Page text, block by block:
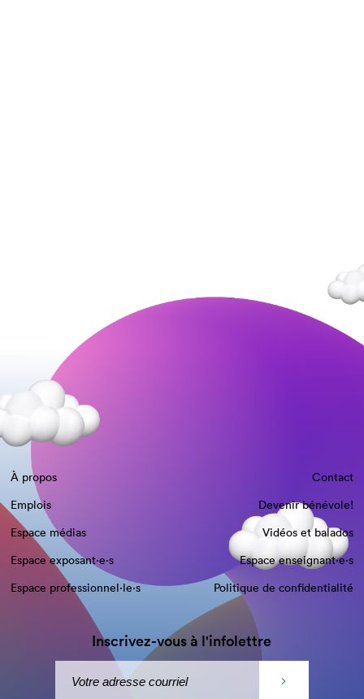
À propos
Contact
Emplois
Devenir bénévole!
Espace médias
Vidéos et balados
Espace exposant·e⋅s
Espace enseignant·e⋅s
Espace professionnel·le⋅s
Politique de confidentialité
Inscrivez-vous à l'infolettre